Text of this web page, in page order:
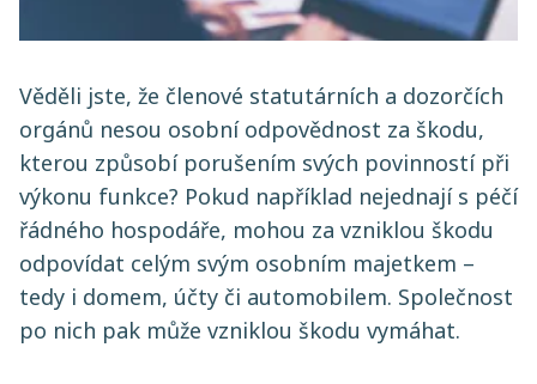
Věděli jste, že členové statutárních a dozorčích
orgánů nesou osobní odpovědnost za škodu,
kterou způsobí porušením svých povinností při
výkonu funkce? Pokud například nejednají s péčí
řádného hospodáře, mohou za vzniklou škodu
odpovídat celým svým osobním majetkem –
tedy i domem, účty či automobilem. Společnost
po nich pak může vzniklou škodu vymáhat.